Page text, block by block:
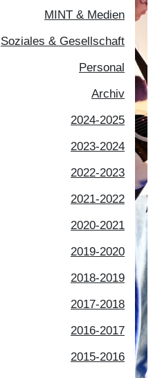
MINT & Medien
Soziales & Gesellschaft
Personal
Archiv
2024-2025
2023-2024
2022-2023
2021-2022
2020-2021
2019-2020
2018-2019
2017-2018
2016-2017
2015-2016